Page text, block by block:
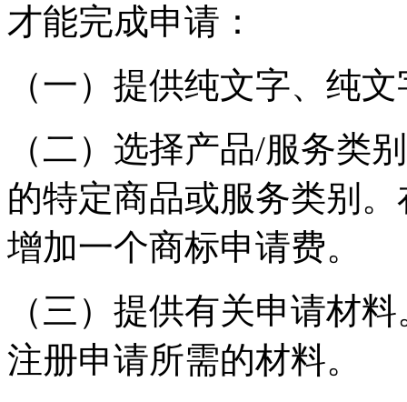
才能完成申请：
（一）提供纯文字、纯
（二）选择产品/服务类
的特定商品或服务类别
增加一个商标申请费。
（三）提供有关申请材
注册申请所需的材料。